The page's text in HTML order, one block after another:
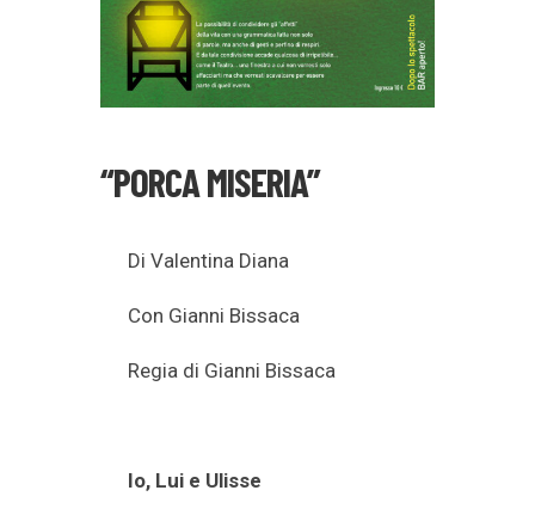
“PORCA MISERIA”
Di Valentina Diana
Con Gianni Bissaca
Regia di Gianni Bissaca
Io, Lui e Ulisse